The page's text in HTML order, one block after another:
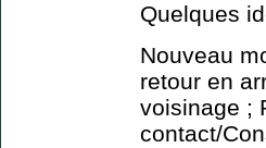
Quelques
Nouveau
retour en
voisinage ;
contact/